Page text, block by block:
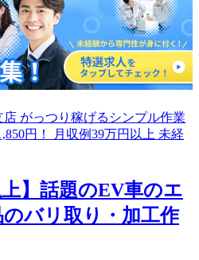
上】話題のEV車のエ
バリ取り・加工作